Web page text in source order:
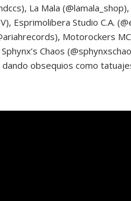
La Mala
Esprimolibera Studio C.A.
Motorockers
Chaos
obsequios como